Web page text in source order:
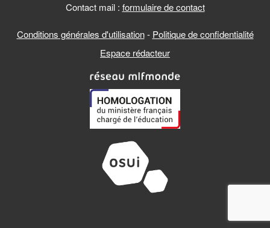
Contact mail : formulaire de contact
Conditions générales d'utilisation- Politique de confidentialité
Espace rédacteur